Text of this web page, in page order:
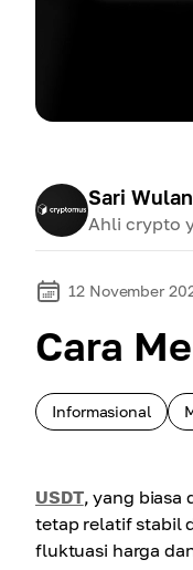
Sari
Ahli crypto
12 November
Cara
Informasional
USDT, yang biasa
tetap relatif stabil
fluktuasi harga